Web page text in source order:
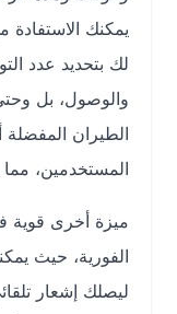
يمكنك الاستفادة من
لك بتحديد عدد
والوصول، بل وحتى
الطيران المفضلة أو
المستخدمين، مما يسهل
ميزة أخرى قوية في
الفورية، حيث يمكنك
ليصلك إشعار تلقائي